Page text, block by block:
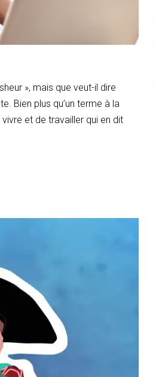
», mais que veut-il dire
Bien plus qu’un terme à la
et de travailler qui en dit